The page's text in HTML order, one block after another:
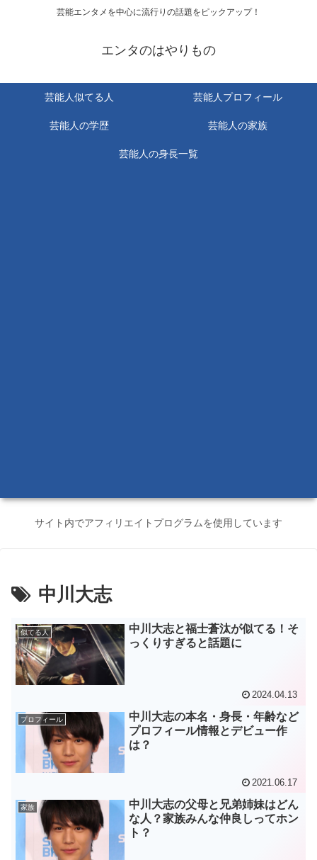
芸能エンタメを中心に流行りの話題をピックアップ！
エンタのはやりもの
芸能人似てる人 芸能人プロフィール
芸能人の学歴 芸能人の家族
芸能人の身長一覧
サイト内でアフィリエイトプログラムを使用しています
中川大志
似てる人
中川大志と福士蒼汰が似てる！そ
っくりすぎると話題に
2024.04.13
プロフィール
中川大志の本名・身長・年齢など
プロフィール情報とデビュー作
は？
2021.06.17
家族
中川大志の父母と兄弟姉妹はどん
な人？家族みんな仲良しってホン
ト？